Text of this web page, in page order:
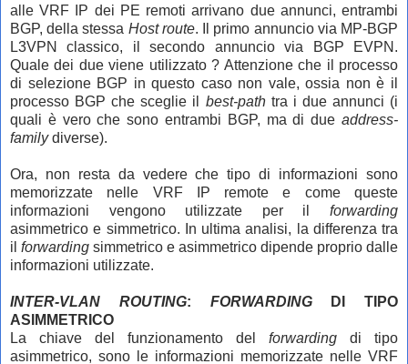
alle VRF IP dei PE remoti arrivano due annunci, entrambi
BGP, della stessa Host route. Il primo annuncio via MP-BGP
L3VPN classico, il secondo annuncio via BGP EVPN.
Quale dei due viene utilizzato ? Attenzione che il processo
di selezione BGP in questo caso non vale, ossia non è il
processo BGP che sceglie il best-pathtra i due annunci (i
quali è vero che sono entrambi BGP, ma di due address-
familydiverse).
Ora, non resta da vedere che tipo di informazioni sono
memorizzate nelle VRF IP remote e come queste
informazioni vengono utilizzate per il forwarding
asimmetrico e simmetrico. In ultima analisi, la differenza tra
il forwarding simmetrico e asimmetrico dipende proprio dalle
informazioni utilizzate.
INTER-VLAN ROUTING: FORWARDING
DI TIPO
ASIMMETRICO
La chiave del funzionamento del forwarding di tipo
asimmetrico, sono le informazioni memorizzate nelle VRF